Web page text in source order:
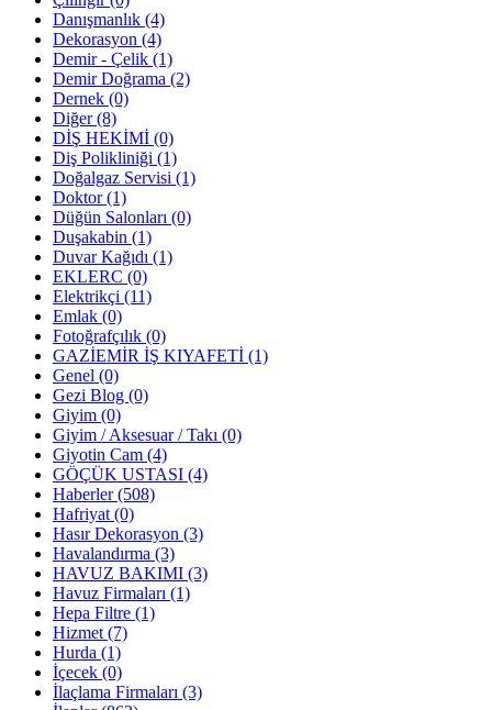
Danışmanlık (4)
Dekorasyon (4)
Demir - Çelik (1)
Demir Doğrama (2)
Dernek (0)
Diğer(8)
DİŞ HEKİMİ (0)
Diş Polikliniği (1)
Doğalgaz Servisi (1)
Doktor(1)
Düğün Salonları (0)
Duşakabin (1)
Duvar Kağıdı (1)
EKLERC (0)
Elektrikçi (11)
Emlak (0)
Fotoğrafçılık (0)
GAZİEMİR İŞ KIYAFETİ (1)
Genel (0)
Gezi Blog (0)
Giyim (0)
Giyim / Aksesuar / Takı (0)
Giyotin Cam (4)
GÖÇÜK USTASI (4)
Haberler(508)
Hafriyat (0)
Hasır Dekorasyon (3)
Havalandırma (3)
HAVUZ BAKIMI (3)
Havuz Firmaları (1)
Hepa Filtre (1)
Hizmet (7)
Hurda (1)
İçecek (0)
İlaçlama Firmaları (3)